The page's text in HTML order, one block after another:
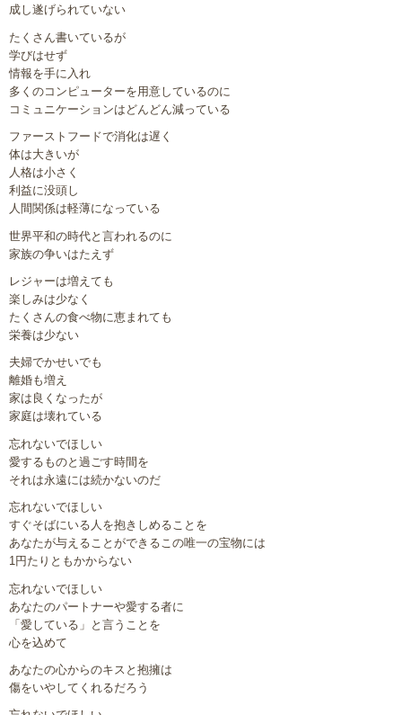
成し遂げられていない
たくさん書いているが
学びはせず
情報を手に入れ
多くのコンピューターを用意しているのに
コミュニケーションはどんどん減っている
ファーストフードで消化は遅く
体は大きいが
人格は小さく
利益に没頭し
人間関係は軽薄になっている
世界平和の時代と言われるのに
家族の争いはたえず
レジャーは増えても
楽しみは少なく
たくさんの食べ物に恵まれても
栄養は少ない
夫婦でかせいでも
離婚も増え
家は良くなったが
家庭は壊れている
忘れないでほしい
愛するものと過ごす時間を
それは永遠には続かないのだ
忘れないでほしい
すぐそばにいる人を抱きしめることを
あなたが与えることができるこの唯一の宝物には
1円たりともかからない
忘れないでほしい
あなたのパートナーや愛する者に
「愛している」と言うことを
心を込めて
あなたの心からのキスと抱擁は
傷をいやしてくれるだろう